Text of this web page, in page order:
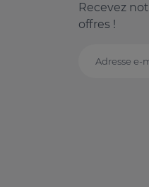
Recevez
offres !
Adresse e-